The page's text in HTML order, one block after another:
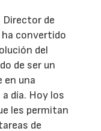
Director de
convertido
del
de ser un
en una
día. Hoy los
les permitan
de